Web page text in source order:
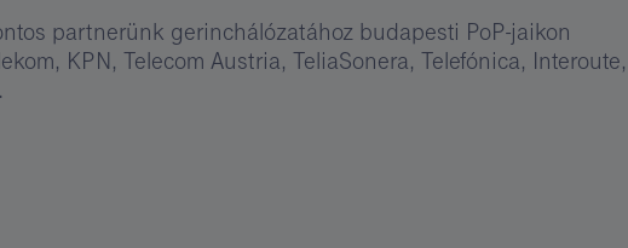
partnerünk gerinchálózatához budapesti PoP-jaikon
KPN, Telecom Austria, TeliaSonera, Telefónica, Interoute,